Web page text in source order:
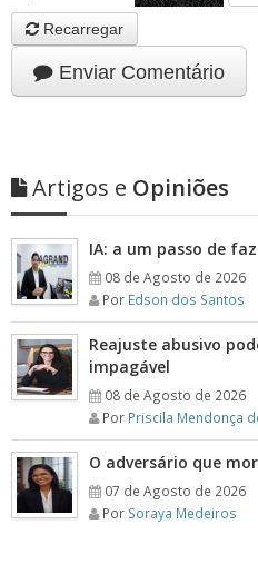
Recarregar
Enviar Comentário
Artigos e Opiniões
IA: a um passo de
08 de Agosto de 2026
Por Edson dos Santos
Reajuste abusivo
impagável
08 de Agosto de 2026
Por Priscila Mendonça
O adversário que
07 de Agosto de 2026
Por Soraya Medeiros